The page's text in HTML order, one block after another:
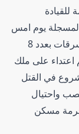
للقيادة
المسجلة يوم امس
28 جريمة وقضية جنائية توزعت على جرائم السرقات بعدد 8
إيذاء عمدي خفيف ، و3 جرائم اعتداء على ملك
في القتل
تنوعت بين نصب واحتيال
حرمة مسكن